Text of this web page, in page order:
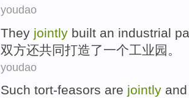
youdao
They jointly built an industrial
双方还共同打造了一个工业园。
youdao
Such tort-feasors are jointly and